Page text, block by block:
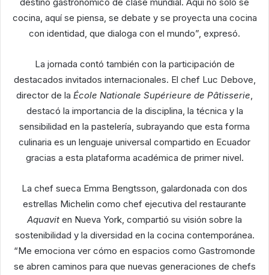
cocina, aquí se piensa, se debate y se proyecta una cocina
con identidad, que dialoga con el mundo”, expresó.
La jornada contó también con la participación de
destacados invitados internacionales. El chef Luc Debove,
director de la École Nationale Supérieure de Pâtisserie
destacó la importancia de la disciplina, la técnica y la
sensibilidad en la pastelería, subrayando que esta forma
culinaria es un lenguaje universal compartido en Ecuador
gracias a esta plataforma académica de primer nivel.
La chef sueca Emma Bengtsson, galardonada con dos
estrellas Michelin como chef ejecutiva del restaurante
Aquavit en Nueva York, compartió su visión sobre la
sostenibilidad y la diversidad en la cocina contemporánea.
“Me emociona ver cómo en espacios como Gastromonde
se abren caminos para que nuevas generaciones de chefs